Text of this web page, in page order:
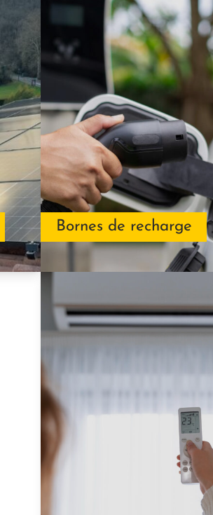
Bornes de recharge